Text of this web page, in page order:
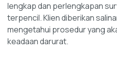
lengkap dan perlengkapan
terpencil. Klien diberikan
mengetahui prosedur yang
keadaan darurat.